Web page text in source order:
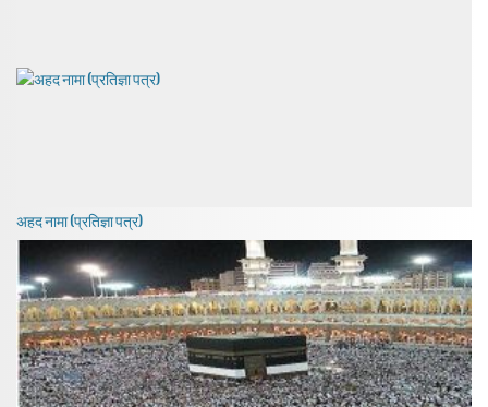
अहद नामा (प्रतिज्ञा पत्र)